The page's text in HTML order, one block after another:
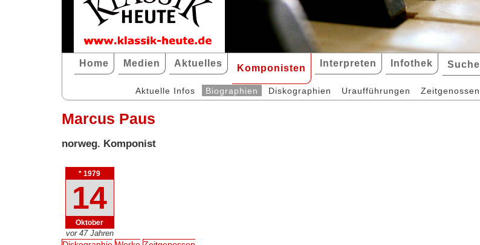
Home Medien Aktuelles Komponisten Interpreten Infothek Suche
Aktuelle Infos Biographien Diskographien Uraufführungen Zeitgenossen
Marcus Paus
norweg. Komponist
* 1979
14
Oktober
vor 47 Jahren